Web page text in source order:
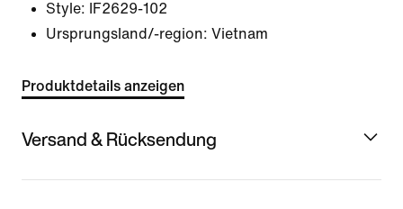
Style:
IF2629-102
Ursprungsland/-region: Vietnam
Produktdetails anzeigen
Versand & Rücksendung